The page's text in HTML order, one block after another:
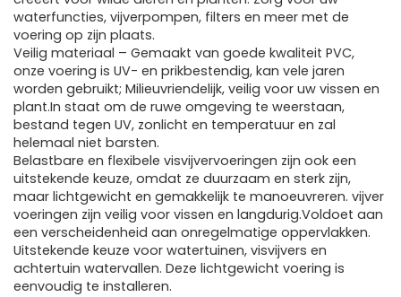
waterfuncties, vijverpompen, filters en meer met de
voering op zijn plaats.
Veilig materiaal – Gemaakt van goede kwaliteit PVC,
onze voering is UV- en prikbestendig, kan vele jaren
worden gebruikt; Milieuvriendelijk, veilig voor uw vissen en
plant.In staat om de ruwe omgeving te weerstaan,
bestand tegen UV, zonlicht en temperatuur en zal
helemaal niet barsten.
Belastbare en flexibele visvijvervoeringen zijn ook een
uitstekende keuze, omdat ze duurzaam en sterk zijn,
maar lichtgewicht en gemakkelijk te manoeuvreren. vijver
voeringen zijn veilig voor vissen en langdurig.Voldoet aan
een verscheidenheid aan onregelmatige oppervlakken.
Uitstekende keuze voor watertuinen, visvijvers en
achtertuin watervallen. Deze lichtgewicht voering is
eenvoudig te installeren.